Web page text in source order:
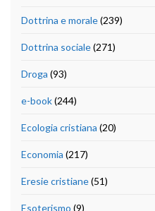
Dottrina e morale(239)
Dottrina sociale(271)
Droga (93)
e-book(244)
Ecologia cristiana (20)
Economia (217)
Eresie cristiane(51)
Esoterismo (9)